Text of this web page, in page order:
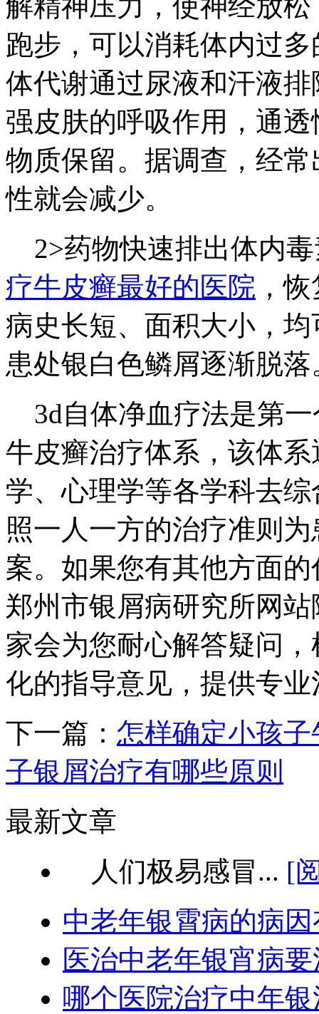
跑步，可以消耗体内过
体代谢通过尿液和汗液
强皮肤的呼吸作用，通
物质保留。据调查，经
性就会减少。
2>药物快速排出体内
疗牛皮癣最好的医院 ，
病史长短、面积大小，
患处银白色鳞屑逐渐脱
3d自体净血疗法是第
牛皮癣治疗体系，该体
学、心理学等各学科去
照一人一方的治疗准则
案。如果您有其他方面
郑州市银屑病研究所网
家会为您耐心解答疑问
化的指导意见，提供专
下一篇： 怎样确定小孩
子银屑治疗有哪些原则
最新文章
人们极易感冒... [
中老年银霄病的病
医治中老年银宵病
哪个医院治疗中年